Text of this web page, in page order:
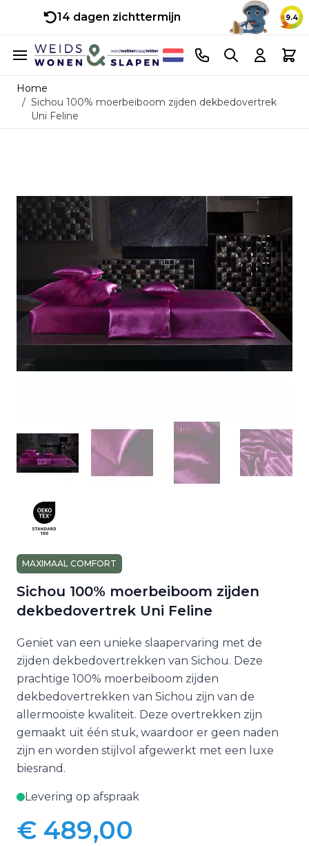
14 dagen zichttermijn 9.4
Ga naar de inhoud
Telefoonnummer
Search Cart
Home
/ Sichou 100% moerbeiboom zijden dekbedovertrek
Uni Feline
MAXIMAAL COMFORT
Sichou 100% moerbeiboom zijden
dekbedovertrek Uni Feline
Geniet van een unieke slaapervaring met de
zijden dekbedovertrekken van Sichou. Deze
prachtige 100% moerbeiboom zijden
dekbedovertrekken van Sichou zijn van de
allermooiste kwaliteit. Deze overtrekken zijn
gemaakt uit één stuk, waardoor er geen naden
zijn en worden stijlvol afgewerkt met een luxe
biesrand.
Levering op afspraak
Vanaf:
€ 489,00